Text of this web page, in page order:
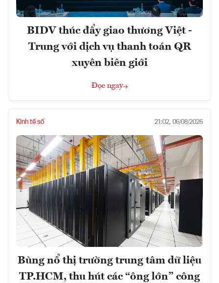
BIDV thúc đẩy giao thương Việt -
Trung với dịch vụ thanh toán QR
xuyên biên giới
Đọc ngay
Kinh tế số 21:02, 06/08/2026
Bùng nổ thị trường trung tâm dữ liệu
TP.HCM, thu hút các “ông lớn” công